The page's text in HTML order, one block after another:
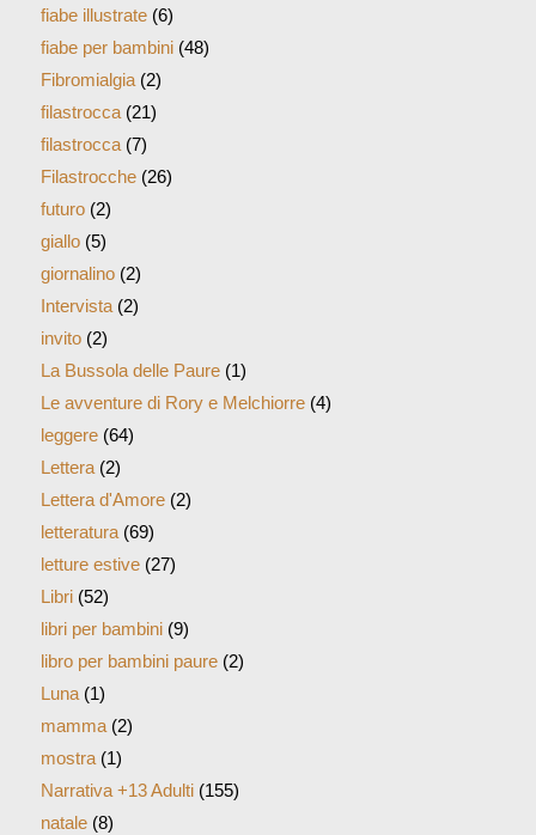
fiabe illustrate(6)
fiabe per bambini(48)
Fibromialgia(2)
filastrocca(21)
filastrocca(7)
Filastrocche(26)
futuro(2)
giallo(5)
giornalino(2)
Intervista(2)
invito(2)
La Bussola delle Paure(1)
Le avventure di Rory e Melchiorre(4)
leggere(64)
Lettera(2)
Lettera d'Amore(2)
letteratura(69)
letture estive(27)
Libri(52)
libri per bambini(9)
libro per bambini paure(2)
Luna(1)
mamma(2)
mostra(1)
Narrativa +13 Adulti(155)
natale(8)